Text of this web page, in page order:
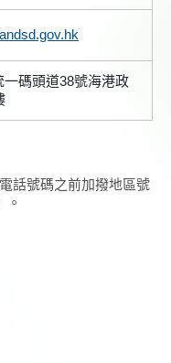
一碼頭道38號海港政
話號碼之前加撥地區號
。